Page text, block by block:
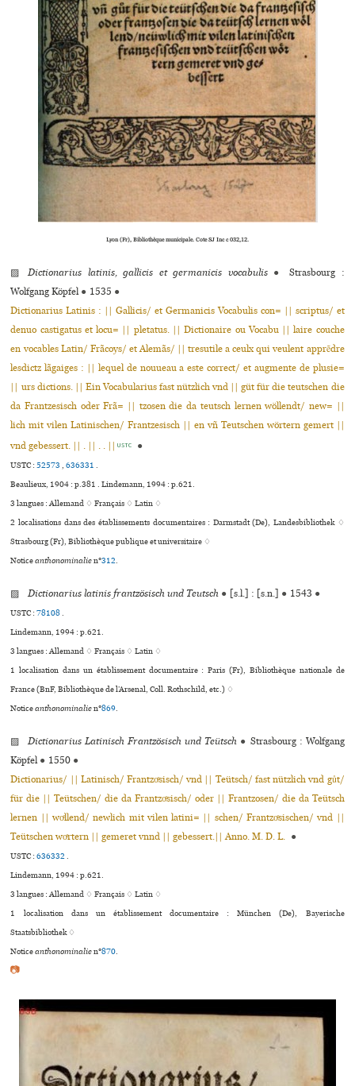
Lyon (Fr), Bibliothèque municipale. Cote SJ Inc c 032,12.
▨Dictionarius latinis, gallicis et germanicis vocabulis ●
Strasbourg :
Wolfgang Köpfel ● 1535 ●
Dictionarius Latinis : || Gallicis/ et Germanicis Vocabulis con= || scriptus/ et
denuo castigatus et locu= || pletatus. || Dictionaire ou Vocabu || laire couche
en vocables Latin/ Frãcoys/ et Alemãs/ || tresutile a ceulx qui veulent apprẽdre
lesdictz lãgaiges : || lequel de nouueau a este correct/ et augmente de plusie=
|| urs dictions. || Ein Vocabularius fast nützlich vnd || güt für die teutschen die
da Frantzesisch oder Frã= || tzosen die da teutsch lernen wöllendt/ new= ||
lich mit vilen Latinischen/ Frantzesisch || en vñ Teutschen wörtern gemert ||
vnd gebessert. || . || . . ||
USTC ●
USTC :52573,636331.
Beaulieux, 1904 : p.381 . Lindemann, 1994 : p.621.
3 langues :Allemand ♢Français ♢Latin ♢
2 localisations dans des établissements documentaires : Darmstadt (De), Landesbibliothek ♢
Strasbourg (Fr), Bibliothèque publi­que et uni­ver­si­taire ♢
Noticeanthonominalien°312.
▨Dictionarius latinis frantzösisch und Teutsch ● [s.l.] : [s.n.] ● 1543 ●
USTC :78108.
Lindemann, 1994 : p.621.
3 langues :Allemand ♢Français ♢Latin ♢
1 localisation dans un établissement documentaire : Paris (Fr), Bibliothèque nationale de
France (BnF, Bibliothèque de l’Arsenal, Coll. Rothschild, etc.) ♢
Noticeanthonominalien°869.
▨Dictionarius Latinisch Frantzösisch und Teütsch ● Strasbourg : Wolfgang
Köpfel ● 1550 ●
Dictionarius/ || Latinisch/ Frantzoͤsisch/ vnd || Teütsch/ fast nützlich vnd gůt/
für die || Teütschen/ die da Frantzoͤsisch/ oder || Frantzosen/ die da Teütsch
lernen || woͤllend/ newlich mit vilen latini= || schen/ Frantzoͤsischen/ vnd ||
Teütschen woͤrtern || gemeret vnnd || gebessert.|| Anno. M. D. L. ●
USTC :636332.
Lindemann, 1994 : p.621.
3 langues :Allemand ♢Français ♢Latin ♢
1 localisation dans un établissement documentaire : München (De), Bayerische
Staatsbibliothek ♢
Noticeanthonominalien°870.
📷